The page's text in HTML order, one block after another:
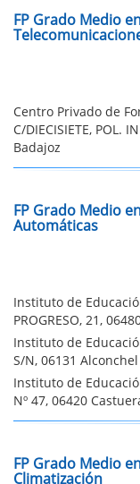
FP Grado Medio
Centro Privado de
C/DIECISIETE, POL.
Badajoz
FP Grado Medio
Automáticas
Instituto de
PROGRESO, 21,
Instituto de
S/N, 06131 Alconchel
Instituto de
Nº 47, 06420
FP Grado Medio
Climatización